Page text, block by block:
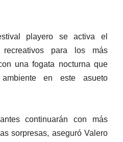
playero se activa el
para los más
una fogata nocturna que
en este asueto
continuarán con más
sorpresas, aseguró Valero